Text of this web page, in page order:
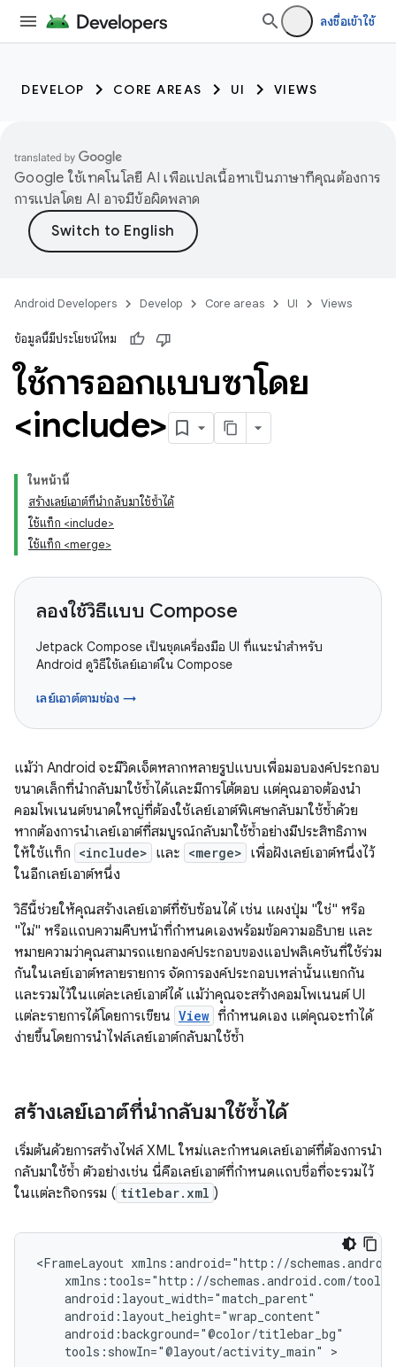
ลงชื่อเข้าใช้
DEVELOP CORE AREAS UI VIEWS
Google ใช้เทคโนโลยี AI เพื่อแปลเนื้อหาเป็นภาษาที่คุณต้องการ
การแปลโดย AI อาจมีข้อผิดพลาด
Android Developers Develop Core areas UI Views
ข้อมูลนี้มีประโยชน์ไหม
ใช้การออกแบบซ้ำโดย
<include>
ในหน้านี้
สร้างเลย์เอาต์ที่นำกลับมาใช้ซ้ำได้
ใช้แท็ก <include>
ใช้แท็ก <merge>
ลองใช้วิธีแบบ Compose
Jetpack Compose เป็นชุดเครื่องมือ UI ที่แนะนำสำหรับ
Android ดูวิธีใช้เลย์เอาต์ใน Compose
เลย์เอาต์ตามช่อง →
แม้ว่า Android จะมีวิดเจ็ตหลากหลายรูปแบบเพื่อมอบองค์ประกอบ
ขนาดเล็กที่นำกลับมาใช้ซ้ำได้และมีการโต้ตอบ แต่คุณอาจต้องนำ
คอมโพเนนต์ขนาดใหญ่ที่ต้องใช้เลย์เอาต์พิเศษกลับมาใช้ซ้ำด้วย
หากต้องการนำเลย์เอาต์ที่สมบูรณ์กลับมาใช้ซ้ำอย่างมีประสิทธิภาพ
ให้ใช้แท็ก <include> และ <merge> เพื่อฝังเลย์เอาต์หนึ่งไว้
ในอีกเลย์เอาต์หนึ่ง
วิธีนี้ช่วยให้คุณสร้างเลย์เอาต์ที่ซับซ้อนได้ เช่น แผงปุ่ม "ใช่" หรือ
"ไม่" หรือแถบความคืบหน้าที่กำหนดเองพร้อมข้อความอธิบาย และ
หมายความว่าคุณสามารถแยกองค์ประกอบของแอปพลิเคชันที่ใช้ร่วม
กันในเลย์เอาต์หลายรายการ จัดการองค์ประกอบเหล่านั้นแยกกัน
และรวมไว้ในแต่ละเลย์เอาต์ได้ แม้ว่าคุณจะสร้างคอมโพเนนต์ UI
แต่ละรายการได้โดยการเขียน View ที่กำหนดเอง แต่คุณจะทำได้
ง่ายขึ้นโดยการนำไฟล์เลย์เอาต์กลับมาใช้ซ้ำ
สร้างเลย์เอาต์ที่นำกลับมาใช้ซ้ำได้
เริ่มต้นด้วยการสร้างไฟล์ XML ใหม่และกำหนดเลย์เอาต์ที่ต้องการนำ
กลับมาใช้ซ้ำ ตัวอย่างเช่น นี่คือเลย์เอาต์ที่กำหนดแถบชื่อที่จะรวมไว้
ในแต่ละกิจกรรม ( titlebar.xml )
<FrameLayout
tools:showIn="@layout/activity_main"
>